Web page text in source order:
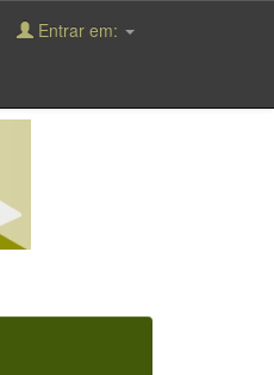
Entrar em: